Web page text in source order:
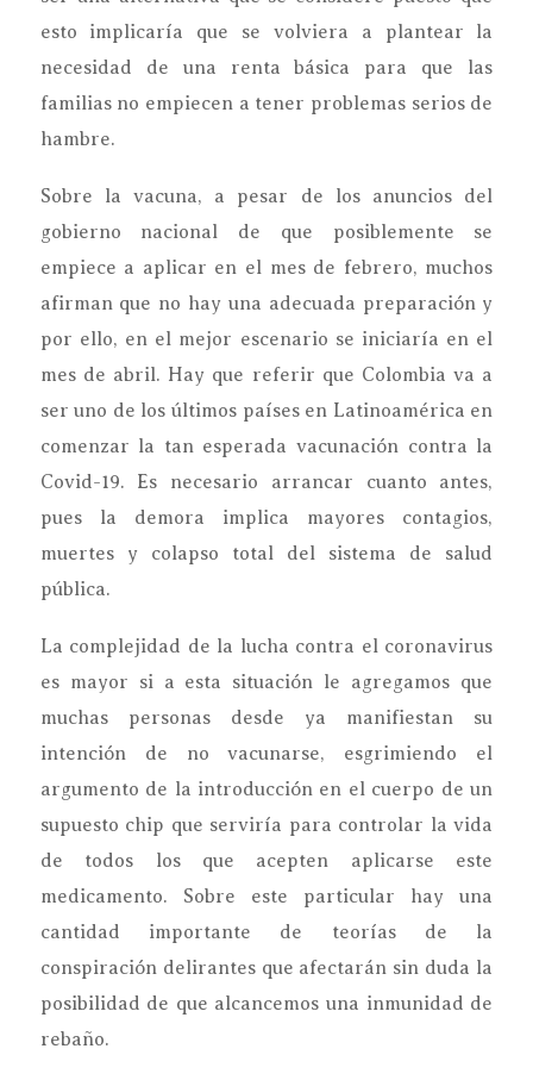
esto implicaría que se volviera a plantear la
necesidad de una renta básica para que las
familias no empiecen a tener problemas serios de
hambre.
Sobre la vacuna, a pesar de los anuncios del
gobierno nacional de que posiblemente se
empiece a aplicar en el mes de febrero, muchos
afirman que no hay una adecuada preparación y
por ello, en el mejor escenario se iniciaría en el
mes de abril. Hay que referir que Colombia va a
ser uno de los últimos países en Latinoamérica en
comenzar la tan esperada vacunación contra la
Covid-19. Es necesario arrancar cuanto antes,
pues la demora implica mayores contagios,
muertes y colapso total del sistema de salud
pública.
La complejidad de la lucha contra el coronavirus
es mayor si a esta situación le agregamos que
muchas personas desde ya manifiestan su
intención de no vacunarse, esgrimiendo el
argumento de la introducción en el cuerpo de un
supuesto chip que serviría para controlar la vida
de todos los que acepten aplicarse este
medicamento. Sobre este particular hay una
cantidad importante de teorías de la
conspiración delirantes que afectarán sin duda la
posibilidad de que alcancemos una inmunidad de
rebaño.